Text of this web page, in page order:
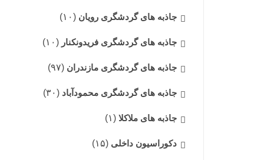
جاذبه های گردشگری رویان (۱۰)
جاذبه های گردشگری فریدونکنار (۱۰)
جاذبه های گردشگری مازندران (۹۷)
جاذبه های گردشگری محمودآباد (۳۰)
جاذبه های ملاکلا (۱)
دکوراسیون داخلی (۱۵)